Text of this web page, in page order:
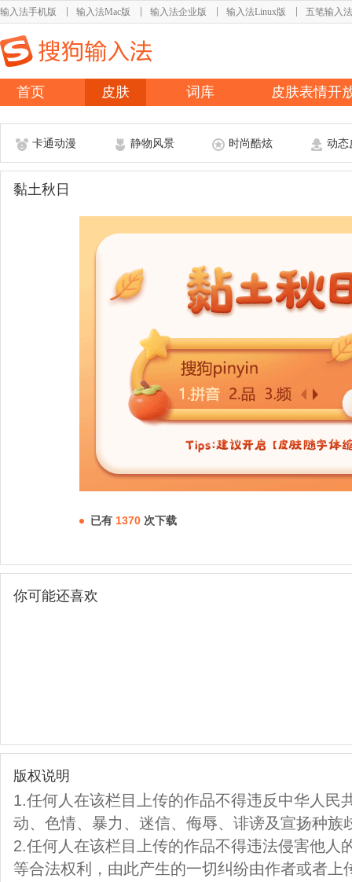
输入法手机版 输入法Mac版 输入法企业版 输入法Linux版 五笔输入法
首页 皮肤 词库 皮肤表情开
卡通动漫 静物风景 时尚酷炫 动态
黏土秋日
已有 1370 次下载
你可能还喜欢
版权说明
1.任何人在该栏目上传的作品不得违反中华人民
动、色情、暴力、迷信、侮辱、诽谤及宣扬种族
2.任何人在该栏目上传的作品不得违法侵害他人
等合法权利，由此产生的一切纠纷由作者或者上